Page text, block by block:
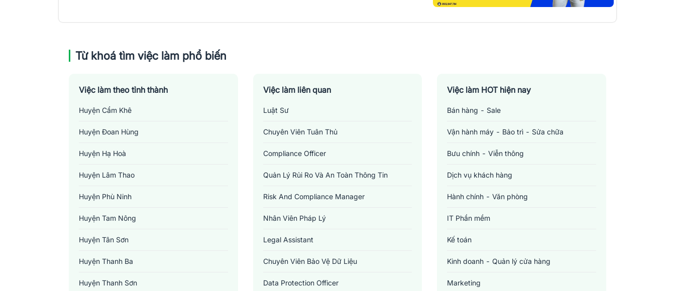
Từ khoá tìm việc làm phổ biến
Việc làm theo tỉnh thành
Huyện Cẩm Khê
Huyện Đoan Hùng
Huyện Hạ Hoà
Huyện Lâm Thao
Huyện Phù Ninh
Huyện Tam Nông
Huyện Tân Sơn
Huyện Thanh Ba
Huyện Thanh Sơn
Việc làm liên quan
Luật Sư
Chuyên Viên Tuân Thủ
Compliance Officer
Quản Lý Rủi Ro Và An Toàn Thông Tin
Risk And Compliance Manager
Nhân Viên Pháp Lý
Legal Assistant
Chuyên Viên Bảo Vệ Dữ Liệu
Data Protection Officer
Việc làm HOT hiện nay
Bán hàng - Sale
Vận hành máy - Bảo trì - Sửa chữa
Bưu chính - Viễn thông
Dịch vụ khách hàng
Hành chính - Văn phòng
IT Phần mềm
Kế toán
Kinh doanh - Quản lý cửa hàng
Marketing